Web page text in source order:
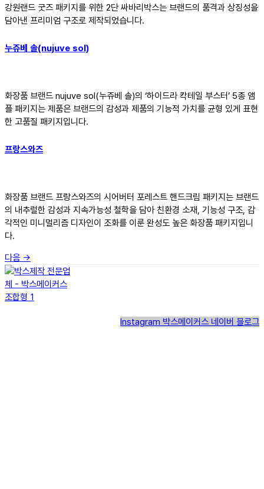
강원랜드 굿즈 패키지를 위한 2단 싸바리박스는 브랜드의 품격과 상징성을
담아낸 프리미엄 구조로 제작되었습니다.
누쥬베 솔(nujuve sol)
화장품 브랜드 nujuve sol(누쥬베 솔)의 ‘하이드라 칵테일 부스터’ 5종 앰
플 패키지는 제품은 브랜드의 감성과 제품의 기능적 가치를 균형 있게 표현
한 고품질 패키지입니다.
프랑스와즈
화장품 브랜드 프랑스와즈의 시어버터 포레스트 핸드크림 패키지는 브랜드
의 내추럴한 감성과 지속가능성 철학을 담아 친환경 소재, 기능성 구조, 감
각적인 미니멀리즘 디자인이 조화를 이룬 완성도 높은 화장품 패키지입니
다.
다음 →
Instagram 박스메이커스 네이버 블로그